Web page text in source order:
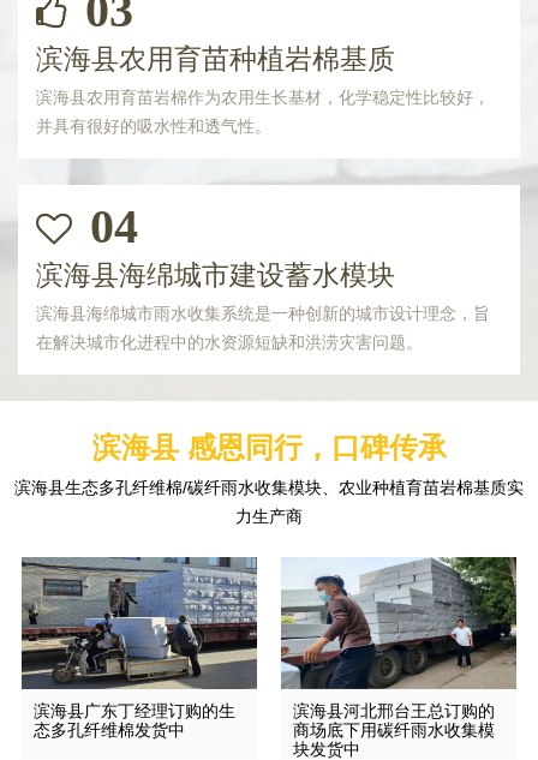
滨海县农用育苗种植岩棉基质
滨海县农用育苗岩棉作为农用生长基材，化学稳定性比较好，
并具有很好的吸水性和透气性。
04
滨海县海绵城市建设蓄水模块
滨海县海绵城市雨水收集系统是一种创新的城市设计理念，旨
在解决城市化进程中的水资源短缺和洪涝灾害问题。
滨海县 感恩同行，口碑传承
滨海县生态多孔纤维棉/碳纤雨水收集模块、农业种植育苗岩棉基质实
力生产商
滨海县广东丁经理订购的生
态多孔纤维棉发货中
滨海县河北邢台王总订购的
商场底下用碳纤雨水收集模
块发货中